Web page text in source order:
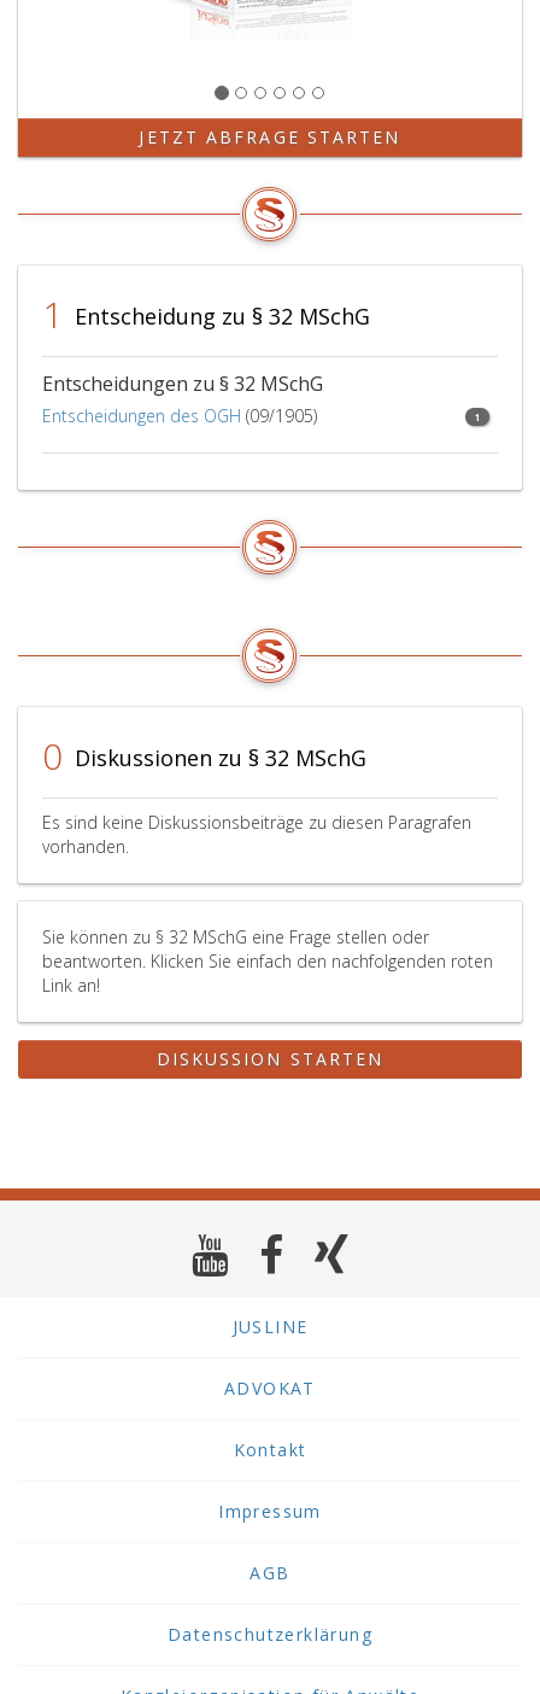
JETZT ABFRAGE STARTEN
1 Entscheidung zu § 32 MSchG
Entscheidungen zu § 32 MSchG
Entscheidungen des OGH (09/1905) 1
0 Diskussionen zu § 32 MSchG
Es sind keine Diskussionsbeiträge zu diesen Paragrafen
vorhanden.
Sie können zu § 32 MSchG eine Frage stellen oder
beantworten. Klicken Sie einfach den nachfolgenden roten
Link an!
DISKUSSION STARTEN
JUSLINE
ADVOKAT
Kontakt
Impressum
AGB
Datenschutzerklärung